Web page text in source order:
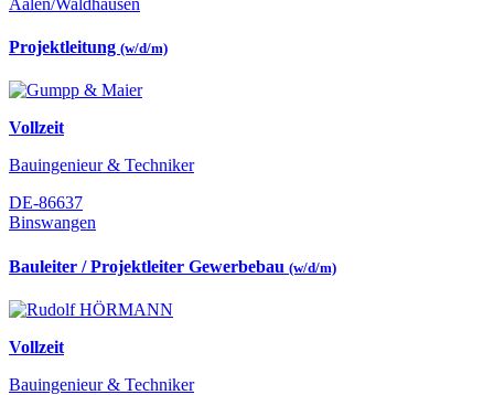
Projektleitung (w/d/m)
Vollzeit
Bauingenieur & Techniker
DE-86637
Binswangen
Bauleiter / Projektleiter Gewerbebau (w/d/m)
Vollzeit
Bauingenieur & Techniker